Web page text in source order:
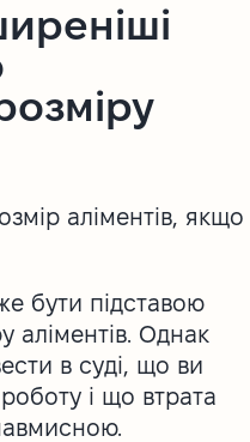
аліментів, якщо
бути підставою
аліментів. Однак
в суді, що ви
і що втрата